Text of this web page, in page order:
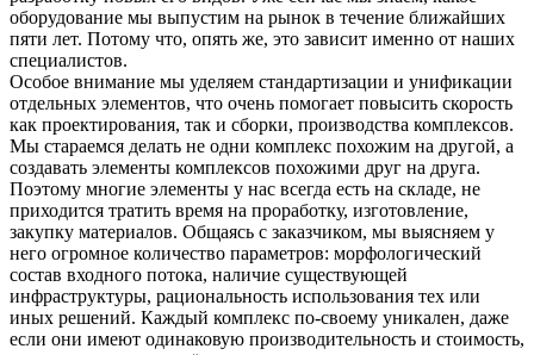
оборудование мы выпустим на рынок в течение ближайших
пяти лет. Потому что, опять же, это зависит именно от наших
специалистов.
Особое внимание мы уделяем стандартизации и унификации
отдельных элементов, что очень помогает повысить скорость
как проектирования, так и сборки, производства комплексов.
Мы стараемся делать не одни комплекс похожим на другой, а
создавать элементы комплексов похожими друг на друга.
Поэтому многие элементы у нас всегда есть на складе, не
приходится тратить время на проработку, изготовление,
закупку материалов. Общаясь с заказчиком, мы выясняем у
него огромное количество параметров: морфологический
состав входного потока, наличие существующей
инфраструктуры, рациональность использования тех или
иных решений. Каждый комплекс по-своему уникален, даже
если они имеют одинаковую производительность и стоимость,